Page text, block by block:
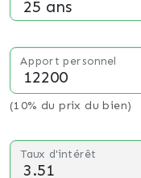
Apport personnel
(10% du prix du bien)
Taux d'intérêt